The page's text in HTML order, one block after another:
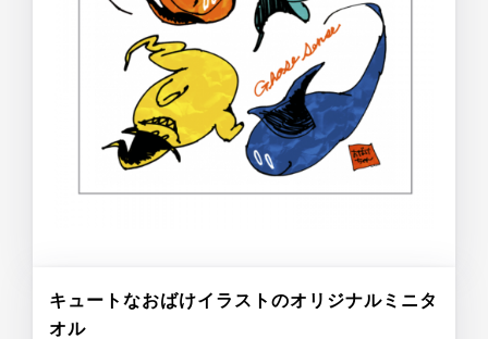
キュートなおばけイラストのオリジナルミニタ
オル